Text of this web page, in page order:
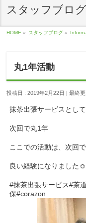
スタッフブログ
HOME » スタッフブログ »
丸1年活動
投稿日 : 2019年2月22日 最終
抹茶出張サービスとし
次回で丸1年
ここでの活動は、次回
良い経験になりました☺︎
#抹茶出張サービス#茶
保#corazon